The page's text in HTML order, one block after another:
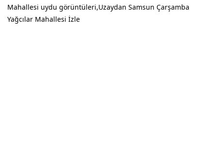
Mahallesi uydu görüntüleri,Uzaydan Samsun Çarşamba
Yağcılar Mahallesi İzle